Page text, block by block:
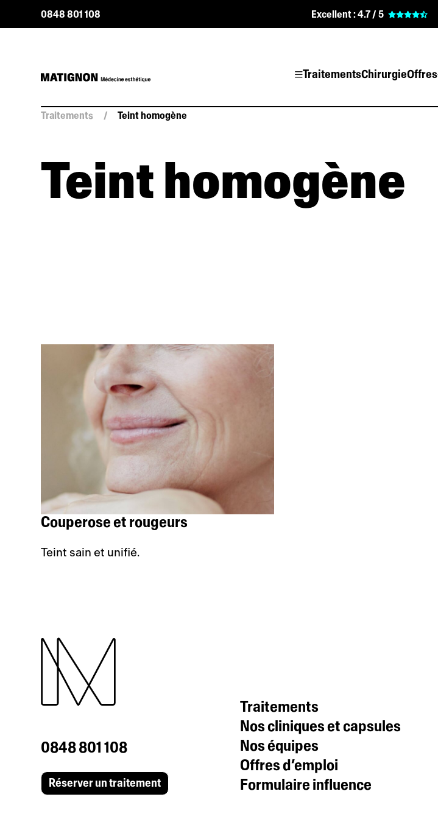
TraitementsChirurgieOffres
0848 801 108 Excellent :4.7 / 5
Traitements / Teint homogène
Teint homogène
Couperose et rougeurs
Teint sain et unifié.
0848 801 108
Réserver un traitement
Traitements
Nos cliniques et capsules
Nos équipes
Offres d’emploi
Formulaire influence